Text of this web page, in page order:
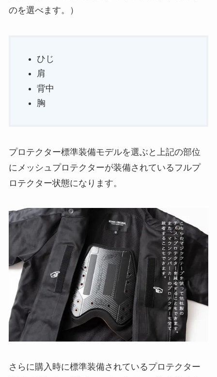
のを選べます。）
ひじ
肩
背中
胸
プロテクター標準装備モデルを選ぶと上記の部位
にメッシュプロテクターが装備されているフルプ
ロテクター状態になります。
さらに購入時に標準装備されているプロテクター